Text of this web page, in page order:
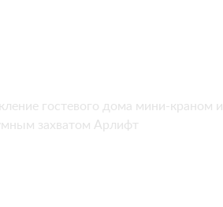
гостевого дома мини-краном и
захватом Арлифт